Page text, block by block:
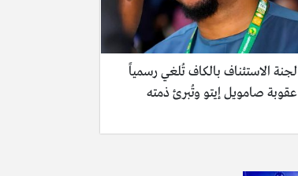
لجنة الاستئناف بالكاف تُلغي رسمياً
عقوبة صامويل إيتو وتُبرئ ذمته